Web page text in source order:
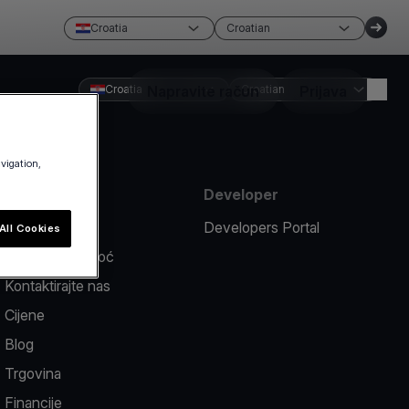
Croatia Croatian
Napravite račun
Croatia Croatian
Prijavi problem
Centar za pomoć
Kontaktirajte nas
Cijene
Blog
Trgovina
Financije
Developer
Developers Portal
Cookies